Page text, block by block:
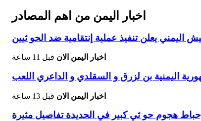
اخبار اليمن من اهم المصادر
اليمني يعلن تنفيذ عملية إنتقامية ضد الحو ثيين
اخبار اليمن الان قبل 11 ساعة
اخبار اليمن الان قبل 13 ساعة
هجوم حو ثي كبير في الحديدة تفاصيل مثيرة